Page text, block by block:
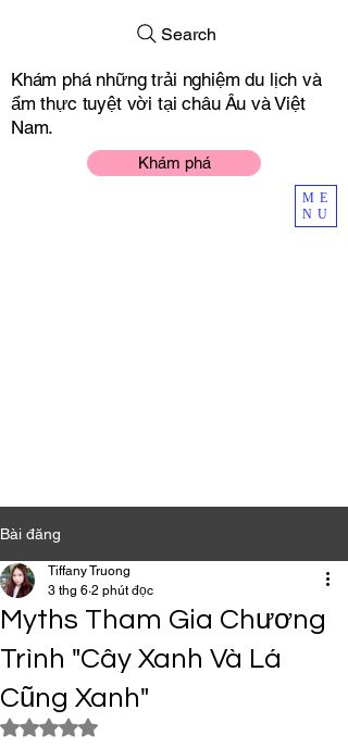
ME
NU
Khám phá
Khám phá những trải nghiệm du lịch và
ẩm thực tuyệt vời tại châu Âu và Việt
Nam.
Search
Bài đăng
Myths Tham Gia Chương
Trình "Cây Xanh Và Lá
Cũng Xanh"
Tiffany Truong
3 thg 6 2 phút đọc
Đã xếp hạng NaN/5 sao.